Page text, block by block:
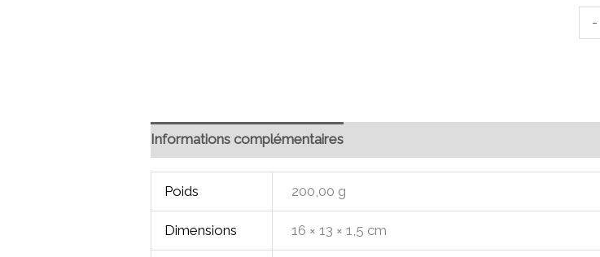
-
Informations complémentaires
Poids 200,00 g
Dimensions 16 × 13 × 1,5 cm